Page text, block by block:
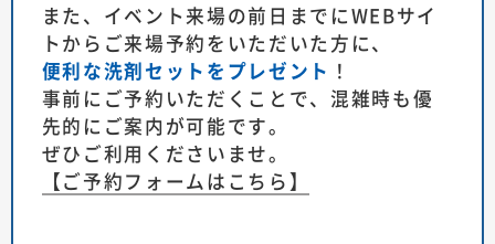
また、イベント来場の前日までにWEBサイ
トからご来場予約をいただいた方に、
便利な洗剤セットをプレゼント ！
事前にご予約いただくことで、混雑時も優
先的にご案内が可能です。
ぜひご利用くださいませ。
【ご予約フォームはこちら】